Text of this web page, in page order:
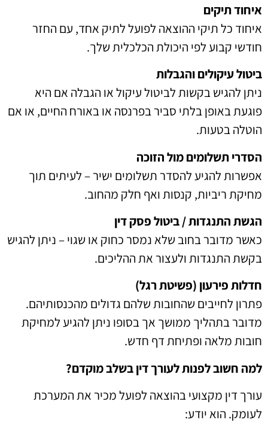
איחוד תיקים
איחוד כל תיקי ההוצאה לפועל לתיק אחד, עם החזר
חודשי קבוע לפי היכולת הכלכלית שלך.
ביטול עיקולים והגבלות
ניתן להגיש בקשות לביטול עיקול או הגבלה אם היא
פוגעת באופן בלתי סביר בפרנסה או באורח החיים, או אם
הוטלה בטעות.
הסדרי תשלומים מול הזוכה
אפשרות להגיע להסדר תשלומים ישיר – לעיתים תוך
מחיקת ריביות, קנסות ואף חלק מהחוב.
הגשת התנגדות / ביטול פסק דין
כאשר מדובר בחוב שלא נמסר כחוק או שגוי – ניתן להגיש
בקשת התנגדות ולעצור את ההליכים.
חדלות פירעון (פשיטת רגל)
פתרון לחייבים שהחובות שלהם גדולים מהכנסותיהם.
מדובר בתהליך ממושך אך בסופו ניתן להגיע למחיקת
חובות מלאה ופתיחת דף חדש.
למה חשוב לפנות לעורך דין בשלב מוקדם?
עורך דין מקצועי בהוצאה לפועל מכיר את המערכת
לעומק. הוא יודע: